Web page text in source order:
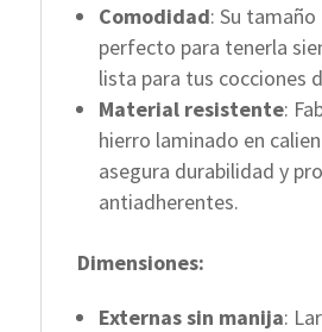
Comodidad: Su
perfecto para tenerla
lista para tus cocciones
Material resistente:
hierro laminado en
asegura durabilidad y
antiadherentes.
Dimensiones:
Externas sin manija: